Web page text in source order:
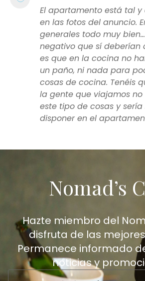
El apartamento está tal
en las fotos del anuncio.
generales todo muy
negativo que sí deberían
es que en la cocina no
un paño, ni nada para
cosas de cocina. Tenéis
la gente que viajamos
este tipo de cosas y
disponer en el
Nomad’s
Hazte miembro del
disfruta de las
Permanece informado
noticias y
Email